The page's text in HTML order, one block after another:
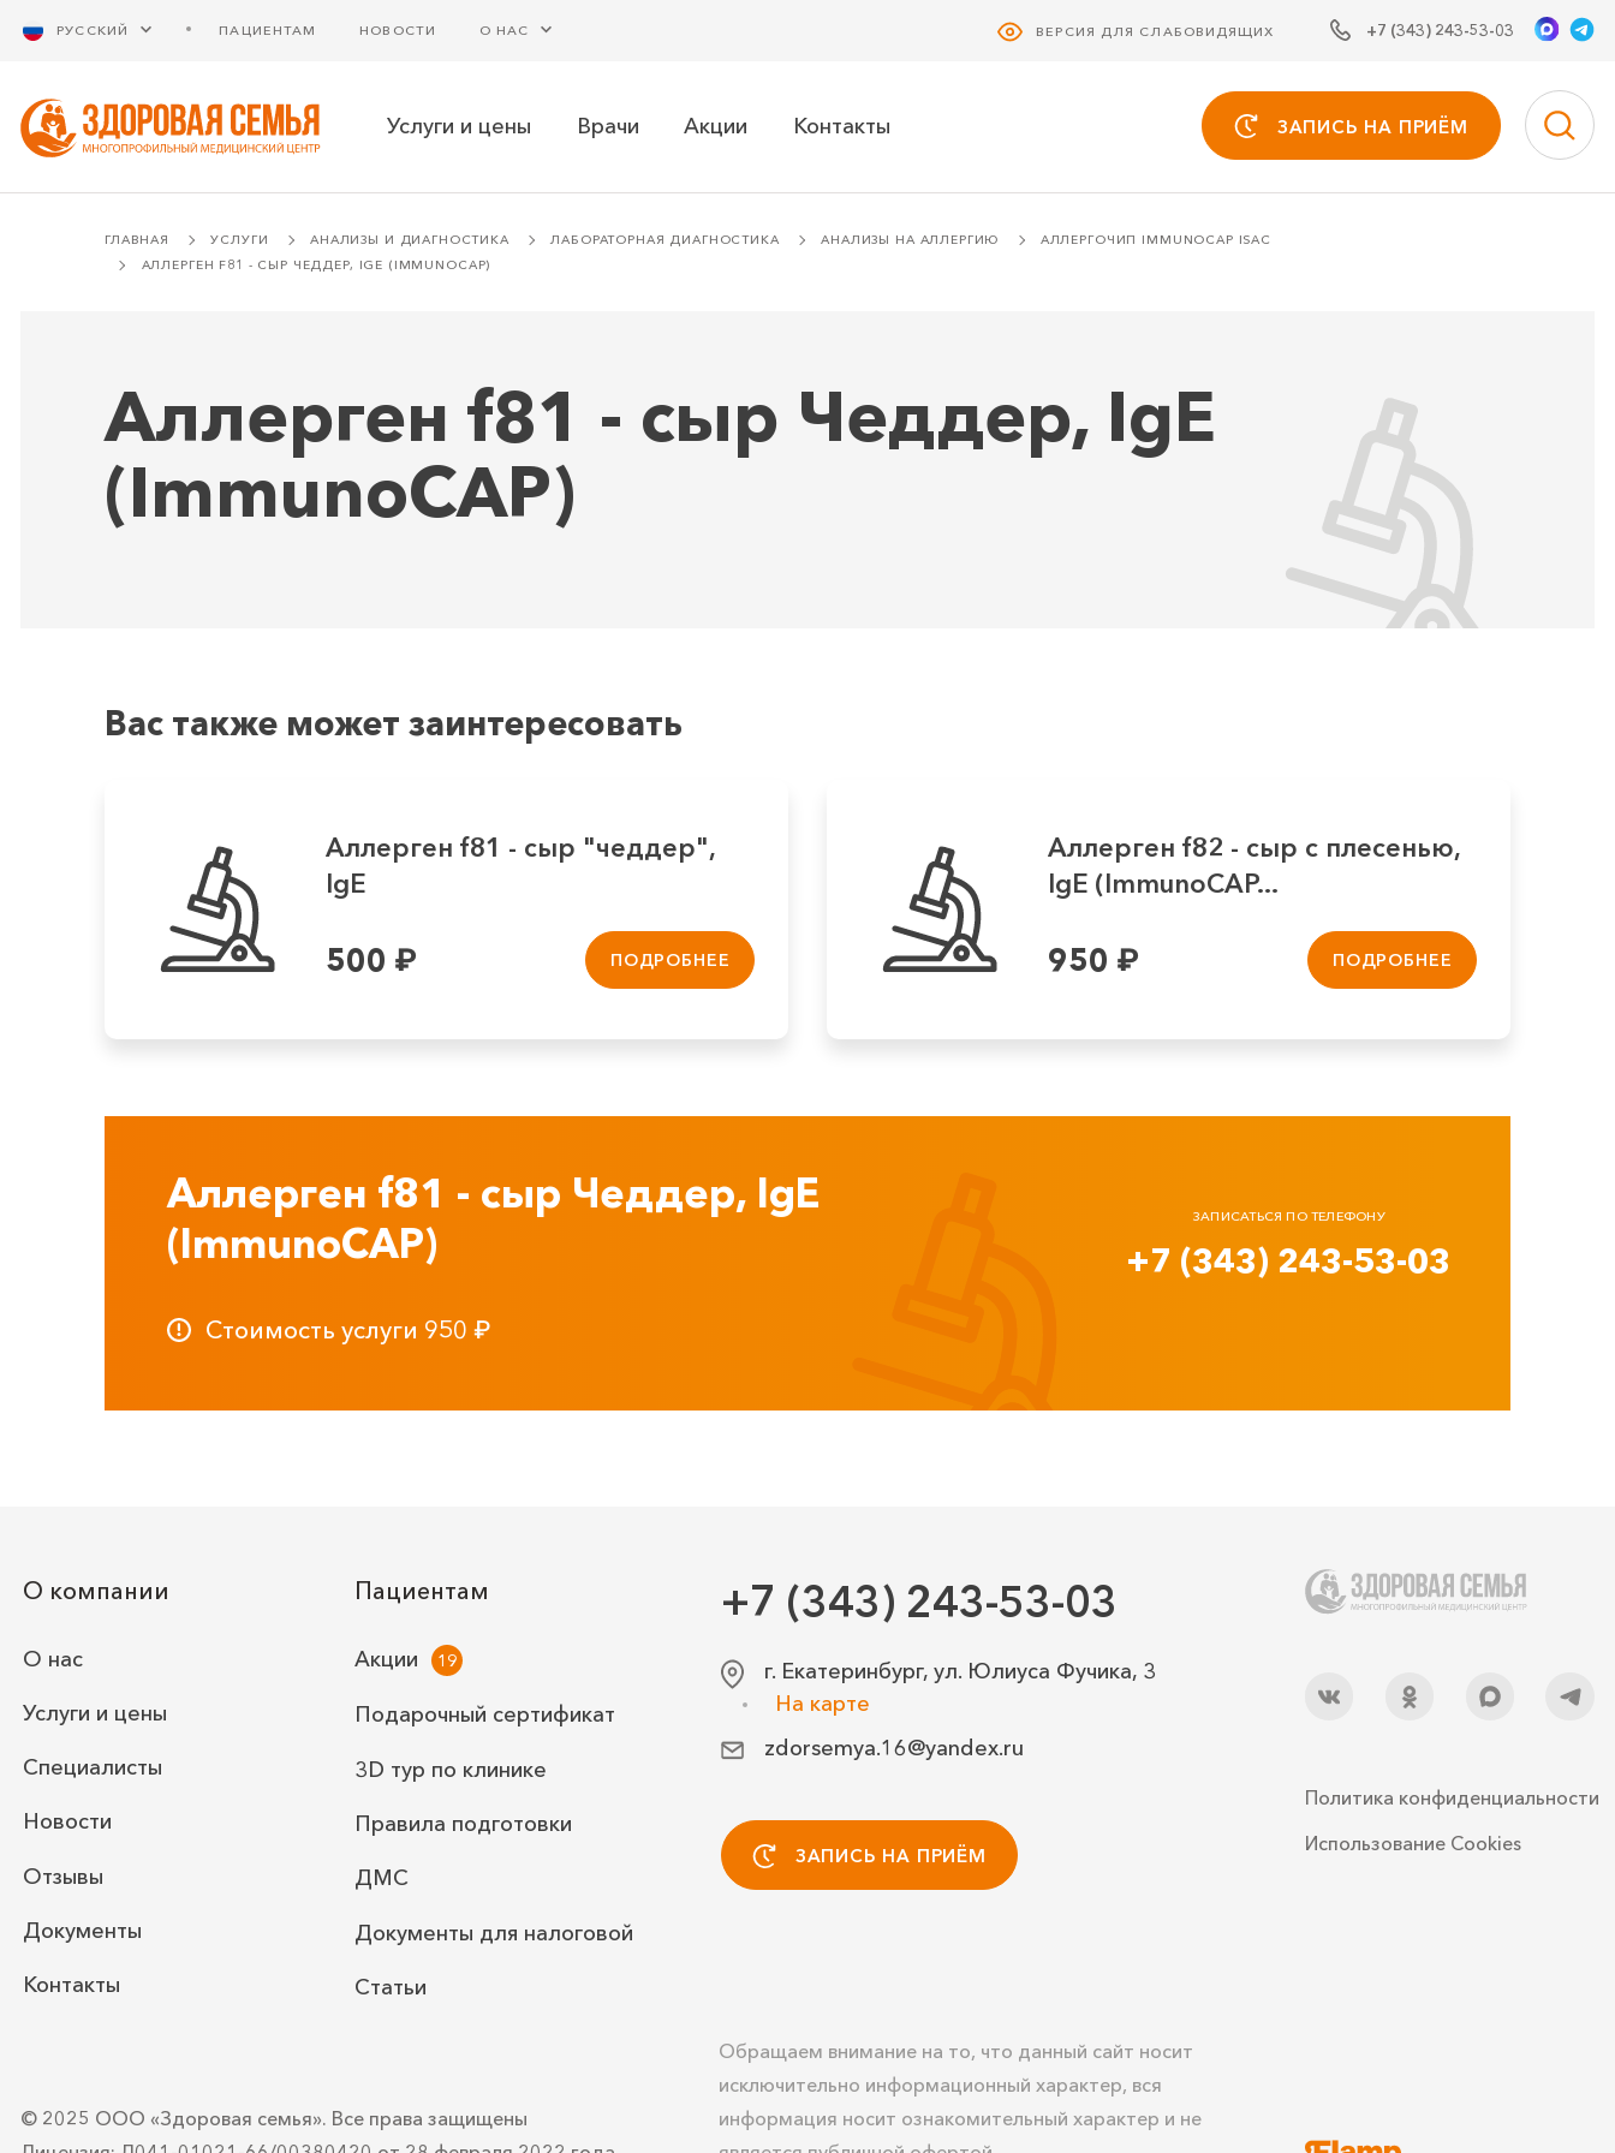
РУССКИЙ ПАЦИЕНТАМ НОВОСТИ О НАС ВЕРСИЯ ДЛЯ СЛАБОВИДЯЩИХ +7 (343) 243-53-03
Услуги и цены Врачи Акции Контакты ЗАПИСЬ НА ПРИЁМ
ГЛАВНАЯ УСЛУГИ АНАЛИЗЫ И ДИАГНОСТИКА ЛАБОРАТОРНАЯ ДИАГНОСТИКА АНАЛИЗЫ НА АЛЛЕРГИЮ
АЛЛЕРГОЧИП IMMUNOCAP ISAC
АЛЛЕРГЕН F81 - СЫР ЧЕДДЕР, IGE (IMMUNOCAP)
Аллерген f81 - сыр Чеддер, IgE
(ImmunoCAP)
Вас также может заинтересовать
Аллерген f81 - сыр "чеддер",
IgE
500 ₽ ПОДРОБНЕЕ
Аллерген f82 - сыр с плесенью,
IgE (ImmunoCAP...
950 ₽ ПОДРОБНЕЕ
Аллерген f81 - сыр Чеддер, IgE
(ImmunoCAP)
Стоимость услуги 950 ₽
ЗАПИСАТЬСЯ ПО ТЕЛЕФОНУ
+7 (343) 243-53-03
+7 (343) 243-53-03
г. Екатеринбург, ул. Юлиуса Фучика, 3
На карте
zdorsemya.16@yandex.ru
ЗАПИСЬ НА ПРИЁМ
О компании
О нас
Услуги и цены
Специалисты
Новости
Отзывы
Документы
Контакты
Пациентам
Акции
Подарочный сертификат
3D тур по клинике
Правила подготовки
ДМС
Документы для налоговой
Статьи
Политика конфиденциальности
Использование Cookies
© 2025 ООО «Здоровая семья». Все права защищены
Обращаем внимание на то, что данный сайт носит
исключительно информационный характер, вся
информация носит ознакомительный характер и не